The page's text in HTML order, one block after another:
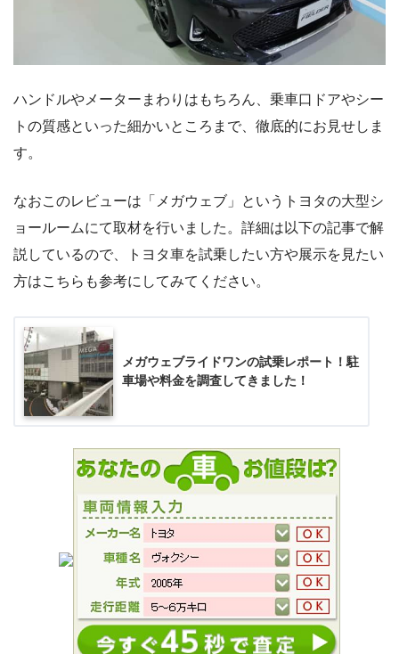
ハンドルやメーターまわりはもちろん、乗車口ドアやシー
トの質感といった細かいところまで、徹底的にお見せしま
す。
なおこのレビューは「メガウェブ」というトヨタの大型シ
ョールームにて取材を行いました。詳細は以下の記事で解
説しているので、トヨタ車を試乗したい方や展示を見たい
方はこちらも参考にしてみてください。
メガウェブライドワンの試乗レポート！駐
車場や料金を調査してきました！